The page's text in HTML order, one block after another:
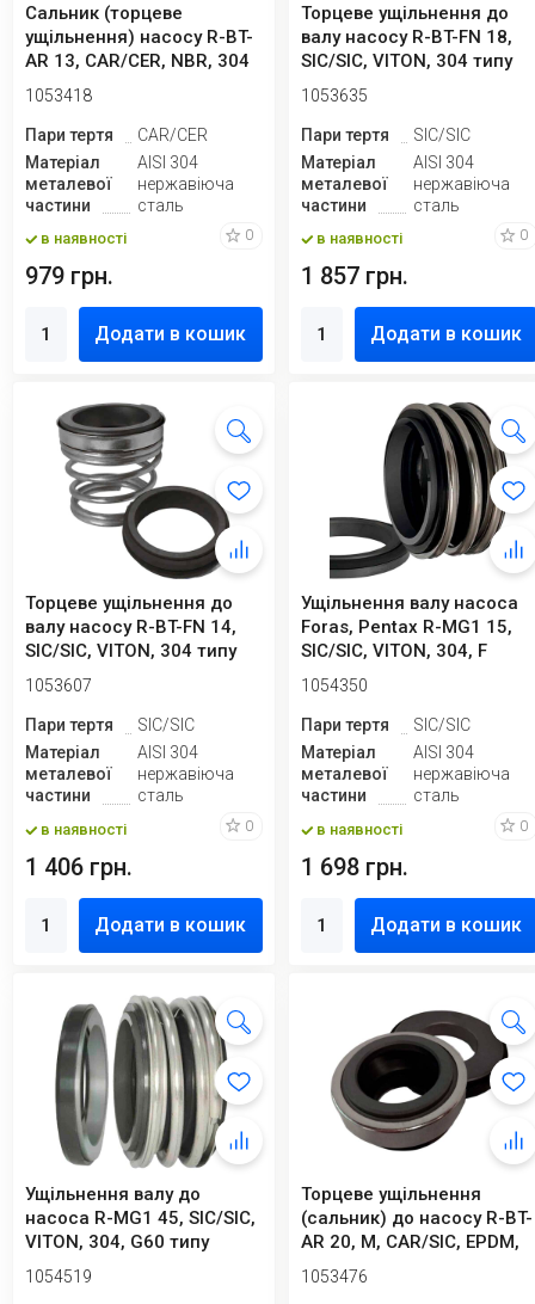
Сальник (торцеве
ущільнення) насосу R-BT-
AR 13, CAR/CER, NBR, 304
1053418
Пари тертя
CAR/CER
Матеріал
металевої
частини
AISI 304
нержавіюча
сталь
в наявності 0
979 грн.
Додати в кошик
Торцеве ущільнення до
валу насосу R-BT-FN 18,
SIC/SIC, VITON, 304 типу
FLOWSE...
1053635
Пари тертя
SIC/SIC
Матеріал
металевої
частини
AISI 304
нержавіюча
сталь
в наявності 0
1 857 грн.
Додати в кошик
Торцеве ущільнення до
валу насосу R-BT-FN 14,
SIC/SIC, VITON, 304 типу
ROTEN ...
1053607
Пари тертя
SIC/SIC
Матеріал
металевої
частини
AISI 304
нержавіюча
сталь
в наявності 0
1 406 грн.
Додати в кошик
Ущільнення валу насоса
Foras, Pentax R-MG1 15,
SIC/SIC, VITON, 304, F
1054350
Пари тертя
SIC/SIC
Матеріал
металевої
частини
AISI 304
нержавіюча
сталь
в наявності 0
1 698 грн.
Додати в кошик
Ущільнення валу до
насоса R-MG1 45, SIC/SIC,
VITON, 304, G60 типу
ANGA A1, RO...
1054519
Торцеве ущільнення
(сальник) до насосу R-BT-
AR 20, M, CAR/SIC, EPDM,
304
1053476